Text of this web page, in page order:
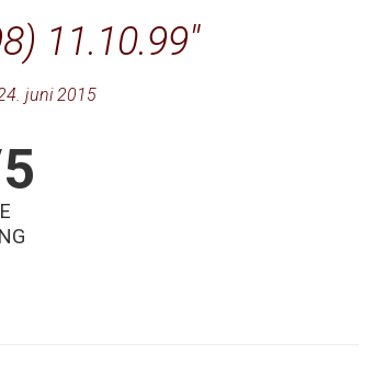
11.10.99
juni 2015